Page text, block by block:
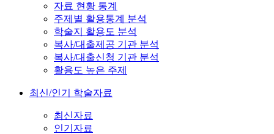
자료 현황 통계
주제별 활용통계 분석
학술지 활용도 분석
복사/대출제공 기관 분석
복사/대출신청 기관 분석
활용도 높은 주제
최신/인기 학술자료
최신자료
인기자료